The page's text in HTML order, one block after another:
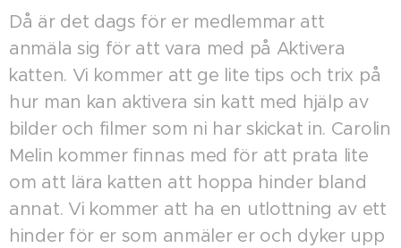
Då är det dags för er medlemmar att
anmäla sig för att vara med på Aktivera
katten. Vi kommer att ge lite tips och trix på
hur man kan aktivera sin katt med hjälp av
bilder och filmer som ni har skickat in. Carolin
Melin kommer finnas med för att prata lite
om att lära katten att hoppa hinder bland
annat. Vi kommer att ha en utlottning av ett
hinder för er som anmäler er och dyker upp